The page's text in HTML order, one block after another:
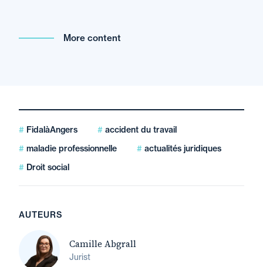
More content
FidalàAngers
accident du travail
maladie professionnelle
actualités juridiques
Droit social
AUTEURS
Camille Abgrall
Jurist